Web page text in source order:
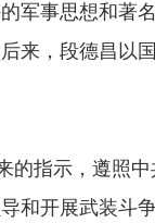
事思想和著
来，段德昌以
指示，遵照中
和开展武装斗